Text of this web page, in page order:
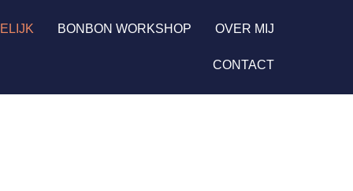
BONBON WORKSHOP OVER MIJ
CONTACT